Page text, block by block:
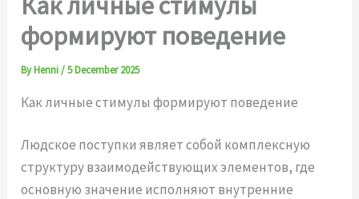
формируют поведение
ByHenni/5 December 2025
Как личные стимулы формируют поведение
Людское поступки являет собой комплексную
структуру взаимодействующих элементов, где
основную значение исполняют внутренние